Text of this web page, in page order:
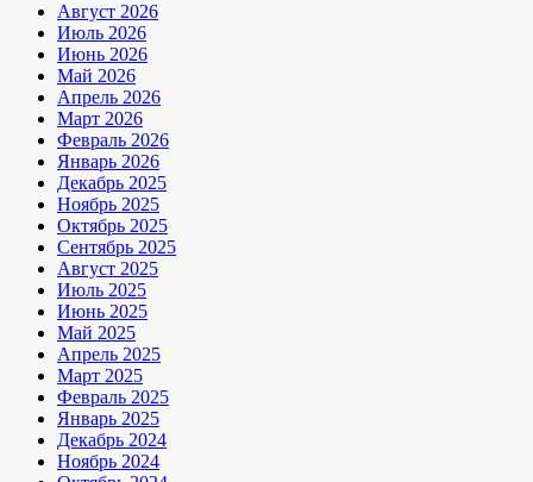
Август 2026
Июль 2026
Июнь 2026
Май 2026
Апрель 2026
Март 2026
Февраль 2026
Январь 2026
Декабрь 2025
Ноябрь 2025
Октябрь 2025
Сентябрь 2025
Август 2025
Июль 2025
Июнь 2025
Май 2025
Апрель 2025
Март 2025
Февраль 2025
Январь 2025
Декабрь 2024
Ноябрь 2024